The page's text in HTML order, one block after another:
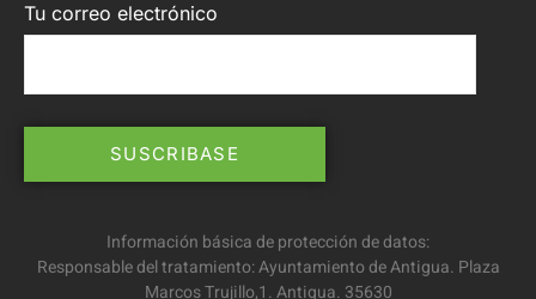
Tu correo electrónico
Información básica de protección de datos:
Responsable del tratamiento: Ayuntamiento de Antigua. Plaza
Marcos Trujillo,1. Antigua. 35630